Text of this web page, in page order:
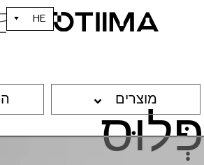
HE
מוצרים
פְּלוּס